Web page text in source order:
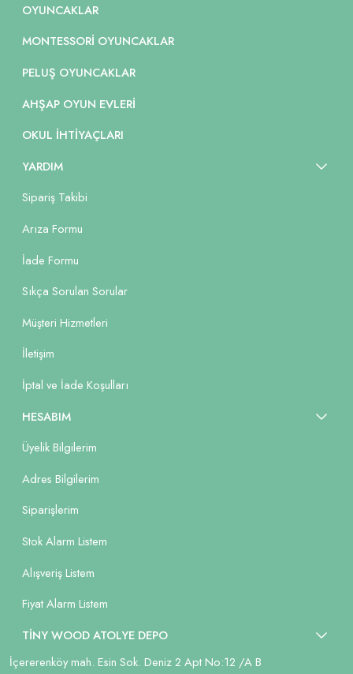
OYUNCAKLAR
MONTESSORI OYUNCAKLAR
PELUŞ OYUNCAKLAR
AHŞAP OYUN EVLERI
OKUL İHTIYAÇLARI
YARDIM
Sipariş Takibi
Arıza Formu
İade Formu
Sıkça Sorulan Sorular
Müşteri Hizmetleri
İletişim
İptal ve İade Koşulları
HESABIM
Üyelik Bilgilerim
Adres Bilgilerim
Siparişlerim
Stok Alarm Listem
Alışveriş Listem
Fiyat Alarm Listem
TİNY WOOD ATOLYE DEPO
İçererenköy mah. Esin Sok. Deniz 2 Apt No:12 /A B